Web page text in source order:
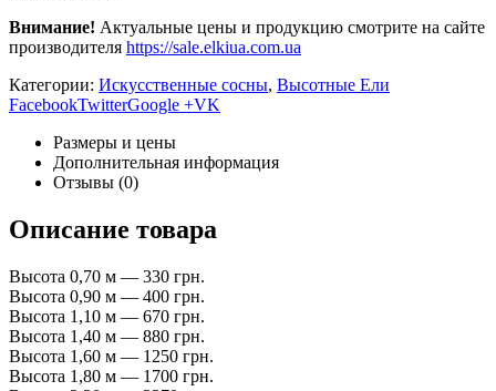
Внимание! Актуальные цены и продукцию смотрите на сайте
производителя https://sale.elkiua.com.ua
Категории: Искусственные сосны, Высотные Ели
FacebookTwitterGoogle +VK
Размеры и цены
Дополнительная информация
Отзывы (0)
Описание товара
Высота 0,70 м — 330 грн.
Высота 0,90 м — 400 грн.
Высота 1,10 м — 670 грн.
Высота 1,40 м — 880 грн.
Высота 1,60 м — 1250 грн.
Высота 1,80 м — 1700 грн.